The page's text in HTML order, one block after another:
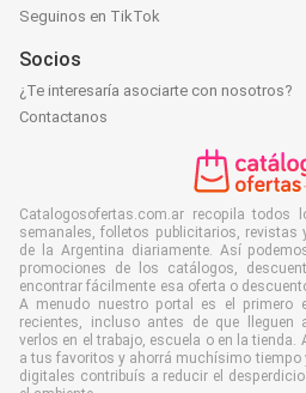
Seguinos en TikTok
Socios
¿Te interesaría asociarte con nosotros?
Contactanos
Catalogosofertas.com.ar recopila todos
semanales, folletos publicitarios,
de la Argentina diariamente. Así
promociones de los catálogos,
encontrar fácilmente esa oferta o
A menudo nuestro portal es el primero
recientes, incluso antes de que lleguen
verlos en el trabajo, escuela o en la
a tus favoritos y ahorrá muchísimo tiempo
digitales contribuís a reducir el